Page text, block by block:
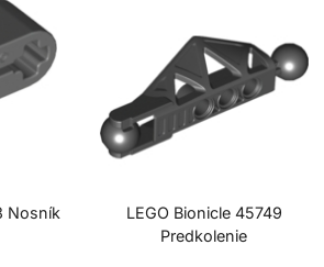
Nosník
LEGO Bionicle 45749
Predkolenie